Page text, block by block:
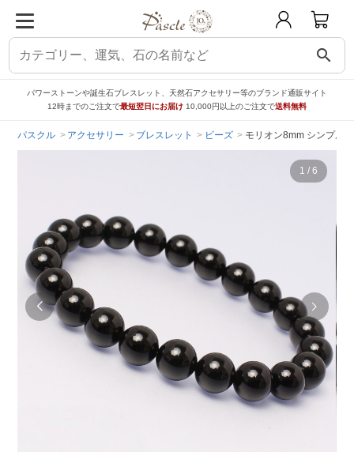
search
パワーストーンや誕生石ブレスレット、天然石アクセサリー等のブランド通販サイト
12時までのご注文で最短翌日にお届け 10,000円以上のご注文で送料無料
パスクル アクセサリー ブレスレット ビーズ モリオン8mm シンプル
1 / 6